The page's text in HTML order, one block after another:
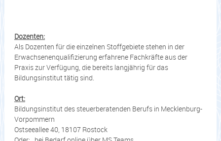
Dozenten:
Als Dozenten für die einzelnen Stoffgebiete stehen in der
Erwachsenenqualifizierung erfahrene Fachkräfte aus der
Praxis zur Verfügung, die bereits langjährig für das
Bildungsinstitut tätig sind.
Ort:
Bildungsinstitut des steuerberatenden Berufs in Mecklenburg-
Vorpommern
Ostseeallee 40, 18107 Rostock